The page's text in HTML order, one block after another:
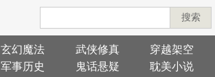
搜索
玄幻魔法 武侠修真
穿越架空
军事历史 鬼话悬疑
耽美小说